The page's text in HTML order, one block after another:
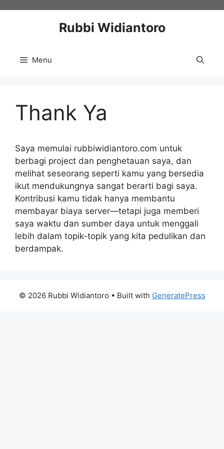
Rubbi Widiantoro
Menu
Thank Ya
Saya memulai rubbiwidiantoro.com untuk
berbagi project dan penghetauan saya, dan
melihat seseorang seperti kamu yang bersedia
ikut mendukungnya sangat berarti bagi saya.
Kontribusi kamu tidak hanya membantu
membayar biaya server—tetapi juga memberi
saya waktu dan sumber daya untuk menggali
lebih dalam topik-topik yang kita pedulikan dan
berdampak.
© 2026 Rubbi Widiantoro • Built with GeneratePress